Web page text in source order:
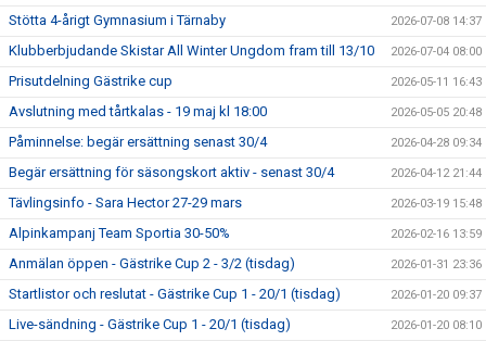
KIOSKEN
Stötta 4-årigt Gymnasium i Tärnaby 2026-07-08 14:37
Klubberbjudande Skistar All Winter Ungdom fram till 13/10 2026-07-04 08:00
Prisutdelning Gästrike cup 2026-05-11 16:43
Avslutning med tårtkalas - 19 maj kl 18:00 2026-05-05 20:48
Påminnelse: begär ersättning senast 30/4 2026-04-28 09:34
Begär ersättning för säsongskort aktiv - senast 30/4 2026-04-12 21:44
Tävlingsinfo - Sara Hector 27-29 mars 2026-03-19 15:48
Alpinkampanj Team Sportia 30-50% 2026-02-16 13:59
Anmälan öppen - Gästrike Cup 2 - 3/2 (tisdag) 2026-01-31 23:36
Startlistor och reslutat - Gästrike Cup 1 - 20/1 (tisdag) 2026-01-20 09:37
Live-sändning - Gästrike Cup 1 - 20/1 (tisdag) 2026-01-20 08:10